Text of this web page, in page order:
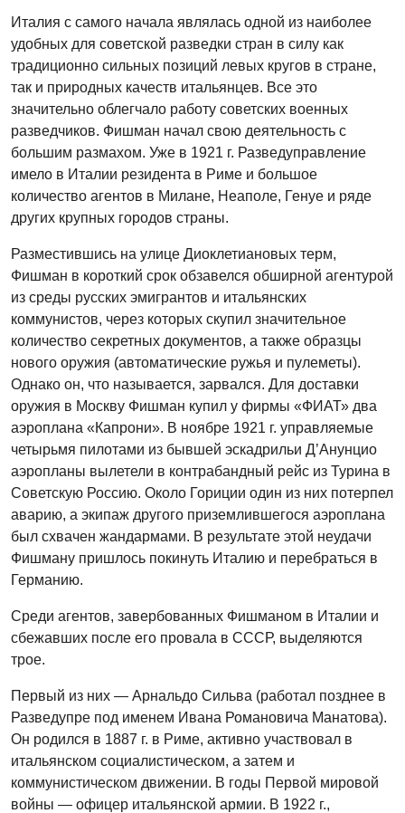
Италия с самого начала являлась одной из наиболее
удобных для советской разведки стран в силу как
традиционно сильных позиций левых кругов в стране,
так и природных качеств итальянцев. Все это
значительно облегчало работу советских военных
разведчиков. Фишман начал свою деятельность с
большим размахом. Уже в 1921 г. Разведуправление
имело в Италии резидента в Риме и большое
количество агентов в Милане, Неаполе, Генуе и ряде
других крупных городов страны.
Разместившись на улице Диоклетиановых терм,
Фишман в короткий срок обзавелся обширной агентурой
из среды русских эмигрантов и итальянских
коммунистов, через которых скупил значительное
количество секретных документов, а также образцы
нового оружия (автоматические ружья и пулеметы).
Однако он, что называется, зарвался. Для доставки
оружия в Москву Фишман купил у фирмы «ФИАТ» два
аэроплана «Капрони». В ноябре 1921 г. управляемые
четырьмя пилотами из бывшей эскадрильи Д’Анунцио
аэропланы вылетели в контрабандный рейс из Турина в
Советскую Россию. Около Гориции один из них потерпел
аварию, а экипаж другого приземлившегося аэроплана
был схвачен жандармами. В результате этой неудачи
Фишману пришлось покинуть Италию и перебраться в
Германию.
Среди агентов, завербованных Фишманом в Италии и
сбежавших после его провала в СССР, выделяются
трое.
Первый из них — Арнальдо Сильва (работал позднее в
Разведупре под именем Ивана Романовича Манатова).
Он родился в 1887 г. в Риме, активно участвовал в
итальянском социалистическом, а затем и
коммунистическом движении. В годы Первой мировой
войны — офицер итальянской армии. В 1922 г.,